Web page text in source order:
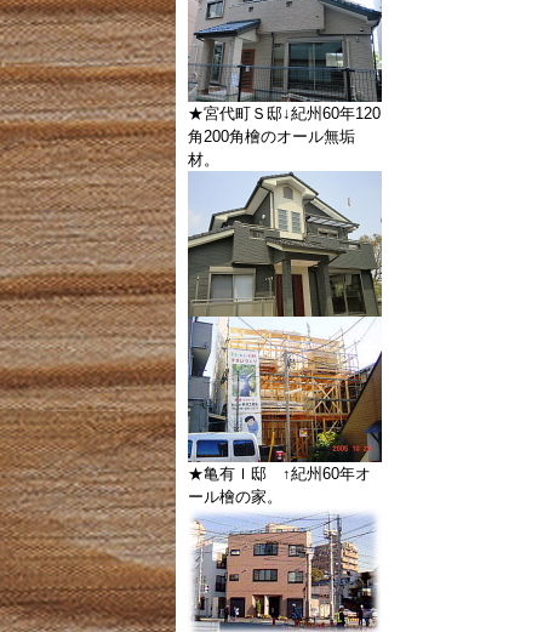
★宮代町Ｓ邸↓紀州60年120
角200角檜のオール無垢
材。
★亀有Ｉ邸 ↑紀州60年オ
ール檜の家。